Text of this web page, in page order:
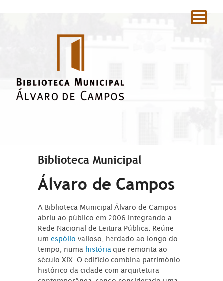
Biblioteca Municipal
Álvaro de Campos
A Biblioteca Municipal Álvaro de Campos
abriu ao público em 2006 integrando a
Rede Nacional de Leitura Pública. Reúne
umespóliovalioso, herdado ao longo do
tempo, numa história que remonta ao
século XIX. O edifício combina património
histórico da cidade com arquitetura